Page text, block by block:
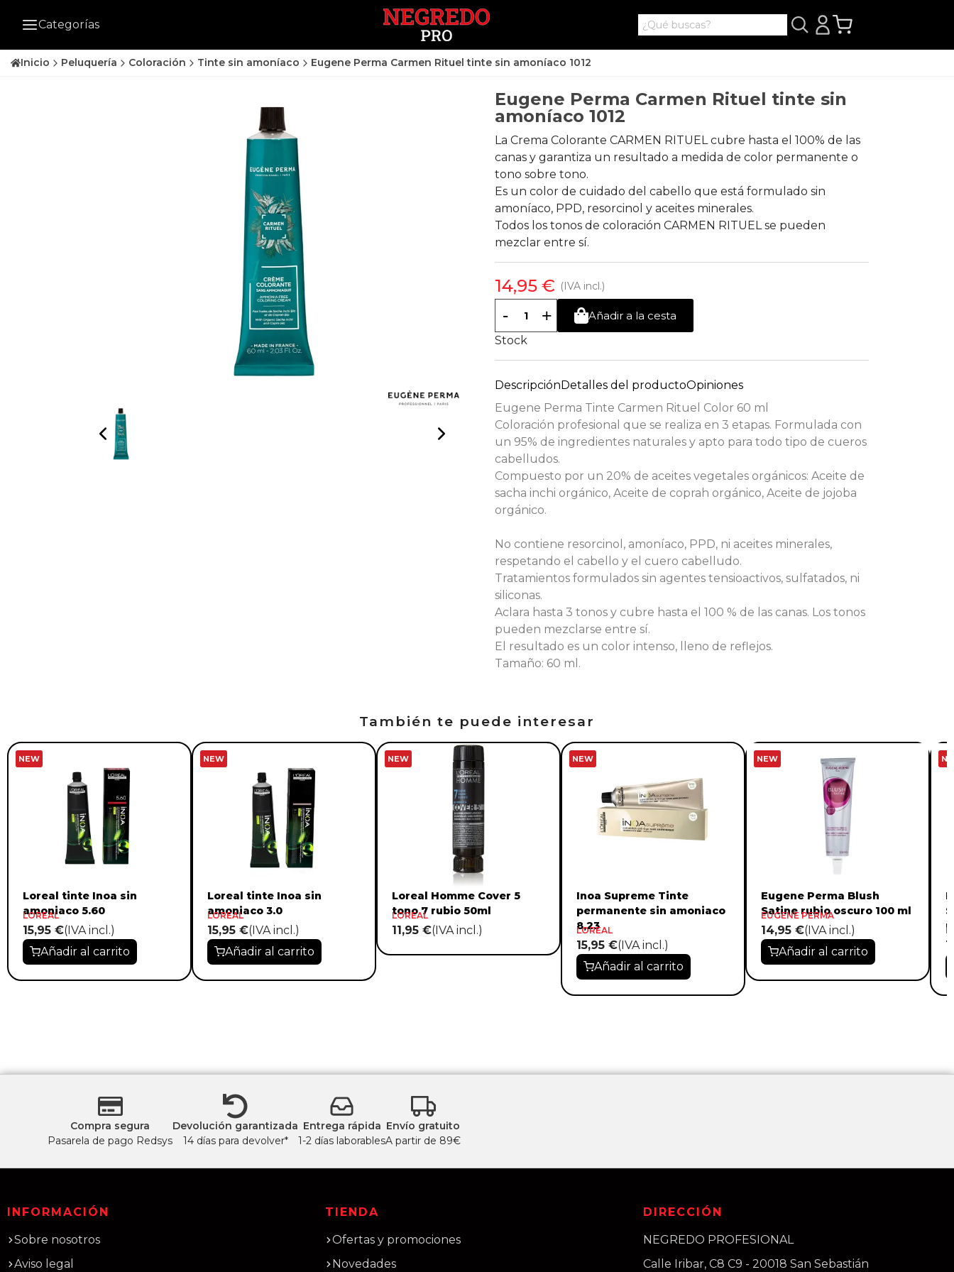
Categorías
Inicio Peluquería Coloración Tinte sin amoníaco Eugene Perma Carmen Rituel tinte sin amoníaco 1012
Eugene Perma Carmen Rituel tinte sin
amoníaco 1012
La Crema Colorante CARMEN RITUEL cubre hasta el 100% de las
canas y garantiza un resultado a medida de color permanente o
tono sobre tono.
Es un color de cuidado del cabello que está formulado sin
amoníaco, PPD, resorcinol y aceites minerales.
Todos los tonos de coloración CARMEN RITUEL se pueden
mezclar entre sí.
14,95 € (IVA incl.)
- +
Añadir a la cesta
Stock
DescripciónDetalles del productoOpiniones
Eugene Perma Tinte Carmen Rituel Color 60 ml
Coloración profesional que se realiza en 3 etapas. Formulada con
un 95% de ingredientes naturales y apto para todo tipo de cueros
cabelludos.
Compuesto por un 20% de aceites vegetales orgánicos: Aceite de
sacha inchi orgánico, Aceite de coprah orgánico, Aceite de jojoba
orgánico.
No contiene resorcinol, amoníaco, PPD, ni aceites minerales,
respetando el cabello y el cuero cabelludo.
Tratamientos formulados sin agentes tensioactivos, sulfatados, ni
siliconas.
Aclara hasta 3 tonos y cubre hasta el 100 % de las canas. Los tonos
pueden mezclarse entre sí.
El resultado es un color intenso, lleno de reflejos.
Tamaño: 60 ml.
También te puede interesar
NEW
Loreal tinte Inoa sin
amoniaco 5.60
LOREAL
15,95 €(IVA incl.)
Añadir al carrito
NEW
Loreal tinte Inoa sin
amoniaco 3.0
LOREAL
15,95 €(IVA incl.)
Añadir al carrito
NEW
Loreal Homme Cover 5
tono 7 rubio 50ml
LOREAL
11,95 €(IVA incl.)
NEW
Inoa Supreme Tinte
permanente sin amoniaco
8,23
LOREAL
15,95 €(IVA incl.)
Añadir al carrito
NEW
Eugene Perma Blush
Satine rubio oscuro 100 ml
EUGENE PERMA
14,95 €(IVA incl.)
Añadir al carrito
Compra segura
Pasarela de pago Redsys
Devolución garantizada
14 días para devolver*
Entrega rápida
1-2 días laborables
Envío gratuito
A partir de 89€
INFORMACIÓN
Sobre nosotros
Aviso legal
TIENDA
Ofertas y promociones
Novedades
DIRECCIÓN
NEGREDO PROFESIONAL
Calle Iribar, C8 C9 - 20018 San Sebastián